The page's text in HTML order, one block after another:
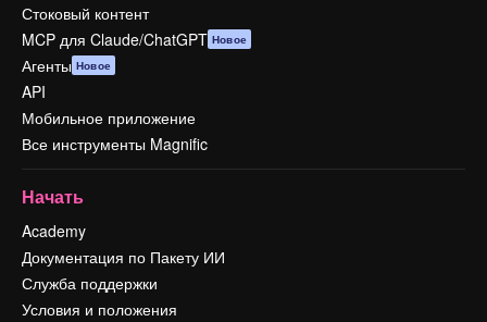
Стоковый контент
MCP для Claude/ChatGPT Новое
Агенты Новое
API
Мобильное приложение
Все инструменты Magnific
Начать
Academy
Документация по Пакету ИИ
Служба поддержки
Условия и положения